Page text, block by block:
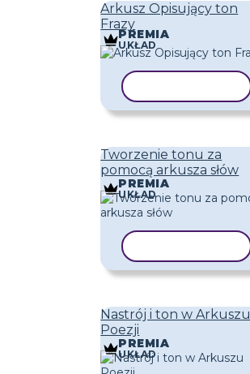
Arkusz Opisujący ton
Frazy
PREMIA
UKŁAD
Tworzenie tonu za
pomocą arkusza słów
PREMIA
UKŁAD
Nastrój i ton w Arkuszu
Poezji
PREMIA
UKŁAD